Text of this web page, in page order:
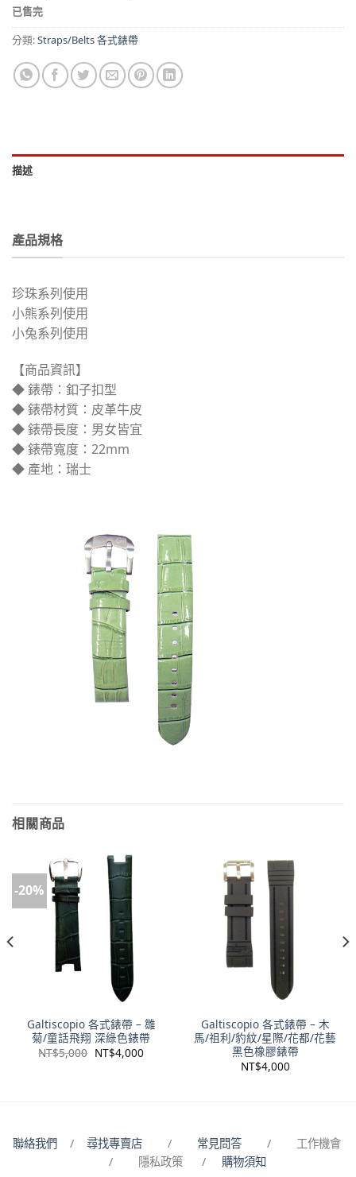
已售完
分類:Straps/Belts 各式錶帶
描述
產品規格
珍珠系列使用
小熊系列使用
小兔系列使用
【商品資訊】
◆ 錶帶：釦子扣型
◆ 錶帶材質：皮革牛皮
◆ 錶帶長度：男女皆宜
◆ 錶帶寬度：22mm
◆ 產地：瑞士
相關商品
-20%
Galtiscopio 各式錶帶 – 雛
菊/童話飛翔 深綠色錶帶
NT$5,000 NT$4,000
Galtiscopio 各式錶帶 – 木
馬/祖利/豹紋/星際/花都/花藝
黑色橡膠錶帶
NT$4,000
聯絡我們 / 尋找專賣店/ 常見問答
/ 工作機會
/ 隱私政策 / 購物須知